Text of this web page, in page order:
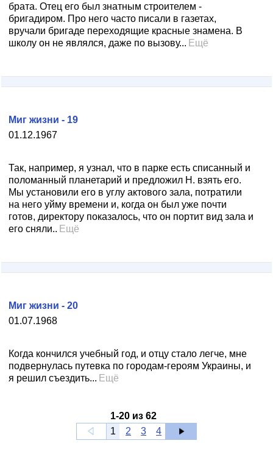
брата. Отец его был знатным строителем -
бригадиром. Про него часто писали в газетах,
вручали бригаде переходящие красные знамена. В
школу он не являлся, даже по вызову... Ещё
01.12.1967
Миг жизни - 19
Так, например, я узнал, что в парке есть списанный и
поломанный планетарий и предложил Н. взять его.
Мы установили его в углу актового зала, потратили
на него уйму времени и, когда он был уже почти
готов, директору показалось, что он портит вид зала и
его сняли.. Ещё
01.07.1968
Миг жизни - 20
Когда кончился учебный год, и отцу стало легче, мне
подвернулась путевка по городам-героям Украины, и
я решил съездить... Ещё
1-20 из 62
1
2 3 4